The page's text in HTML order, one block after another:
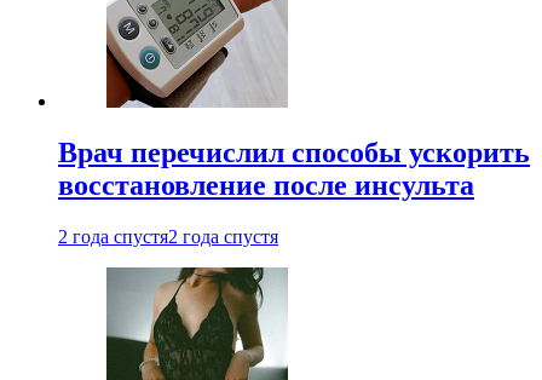
Врач перечислил способы ускорить
восстановление после инсульта
2 года спустя2 года спустя